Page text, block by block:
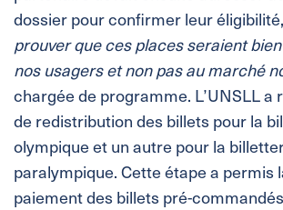
dossier pour confirmer leur éligibilité,
prouver que ces places seraient
nos usagers et non pas au marché
chargée de programme. L’UNSLL a
de redistribution des billets pour la
olympique et un autre pour la
paralympique. Cette étape a permis
paiement des billets pré-